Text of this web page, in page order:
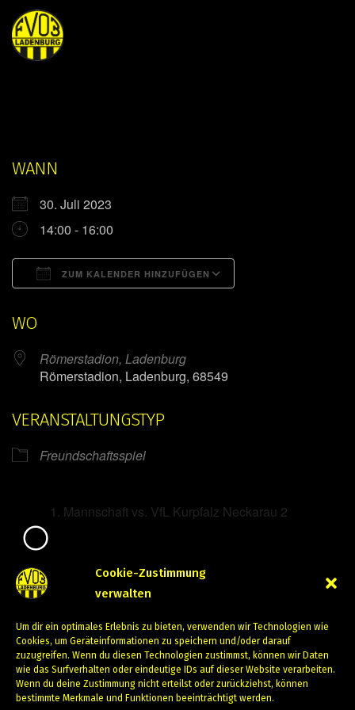
Cookie-Zustimmung
verwalten
Um dir ein optimales Erlebnis zu bieten, verwenden wir Technologien wie
Cookies, um Geräteinformationen zu speichern und/oder darauf
zuzugreifen. Wenn du diesen Technologien zustimmst, können wir Daten
wie das Surfverhalten oder eindeutige IDs auf dieser Website verarbeiten.
Wenn du deine Zustimmung nicht erteilst oder zurückziehst, können
bestimmte Merkmale und Funktionen beeinträchtigt werden.
WANN
30. Juli 2023
14:00 - 16:00
ZUM KALENDER HINZUFÜGEN
WO
Römerstadion, Ladenburg
Römerstadion, Ladenburg, 68549
VERANSTALTUNGSTYP
Freundschaftsspiel
Mannschaft vs. VfL Kurpfalz Neckarau 2
Juli 30, 2023
PREVIOUS